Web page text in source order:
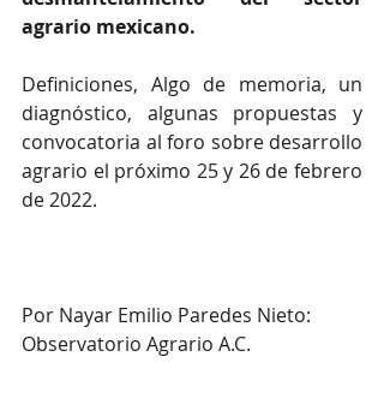
agrario mexicano.
Definiciones, Algo de memoria, un
diagnóstico, algunas propuestas y
convocatoria al foro sobre desarrollo
agrario el próximo 25 y 26 de febrero
de 2022.
Por Nayar Emilio Paredes Nieto:
Observatorio Agrario A.C.